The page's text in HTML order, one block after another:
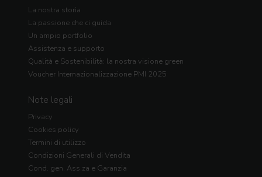
La nostra storia
La passione che ci guida
Un ampio portfolio
Assistenza e supporto
Qualità e Sostenibilità: la nostra visione green
Voucher Internazionalizzazione PMI 2025
Note legali
Privacy
Cookies policy
Termini di utilizzo
Condizioni Generali di Vendita
Cond. gen. Ass.za e Garanzia